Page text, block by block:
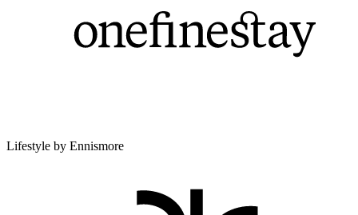
Lifestyle by Ennismore